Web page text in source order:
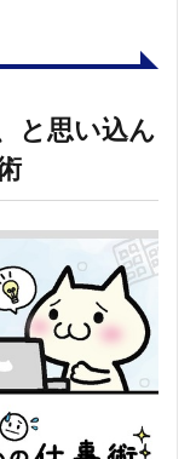
と思い込ん